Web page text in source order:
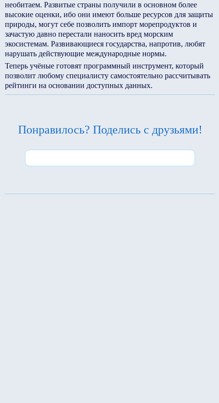
необитаем. Развитые страны получили в основном более
высокие оценки, ибо они имеют больше ресурсов для защиты
природы, могут себе позволить импорт морепродуктов и
зачастую давно перестали наносить вред морским
экосистемам. Развивающиеся государства, напротив, любят
нарушать действующие международные нормы.
Теперь учёные готовят программный инструмент, который
позволит любому специалисту самостоятельно рассчитывать
рейтинги на основании доступных данных.
Понравилось? Поделись с друзьями!